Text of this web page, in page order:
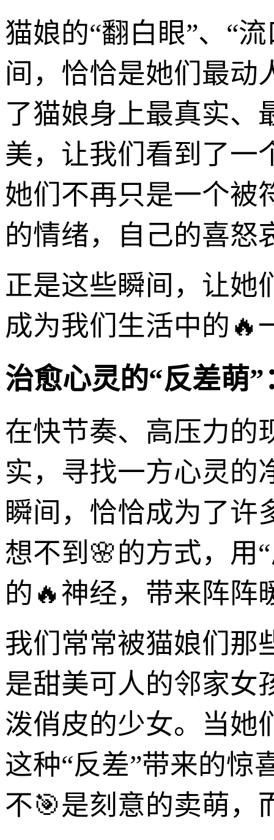
猫娘的“翻白眼”、“
间，恰恰是她们最动
了猫娘身上最真实、
美，让我们看到了一
她们不再只是一个被
的情绪，自己的喜怒
正是这些瞬间，让她
成为我们生活中的🔥
治愈心灵的“反差萌
在快节奏、高压力的
实，寻找一方心灵的
瞬间，恰恰成为了许
想不到🌸的方式，用
的🔥神经，带来阵阵
我们常常被猫娘们那
是甜美可人的邻家女
泼俏皮的少女。当她
这种“反差”带来的惊
不🎯是刻意的卖萌，